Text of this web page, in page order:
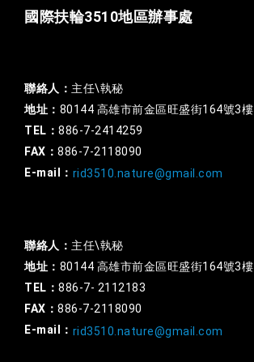
國際扶輪3510地區辦事處
聯絡人： 主任\執秘
地址： 80144 高雄市前金區旺盛街164號3樓
TEL： 886-7-2414259
FAX： 886-7-2118090
E-mail： rid3510.nature@gmail.com
聯絡人： 主任\執秘
地址： 80144 高雄市前金區旺盛街164號3樓
TEL： 886-7- 2112183
FAX： 886-7-2118090
E-mail： rid3510.nature@gmail.com